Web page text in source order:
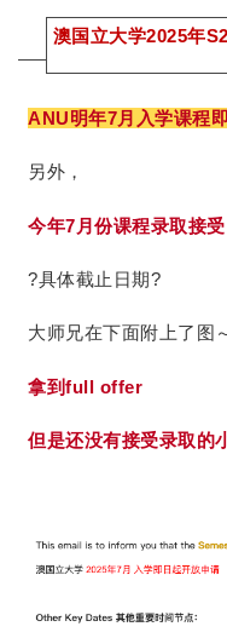
澳国立大学2025年
ANU明年7月入学课程
另外，
今年7月份课程录取接
?具体截止日期?
大师兄在下面附上了图
拿到full offer
但是还没有接受录取的